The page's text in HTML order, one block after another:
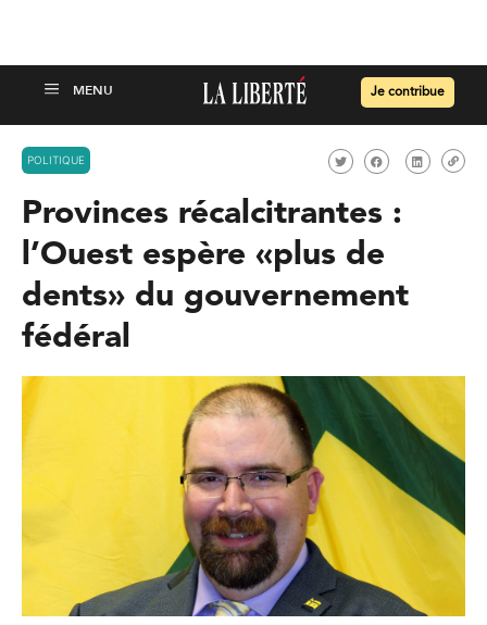
Je contribue
POLITIQUE
Provinces récalcitrantes :
l’Ouest espère «plus de
dents» du gouvernement
fédéral